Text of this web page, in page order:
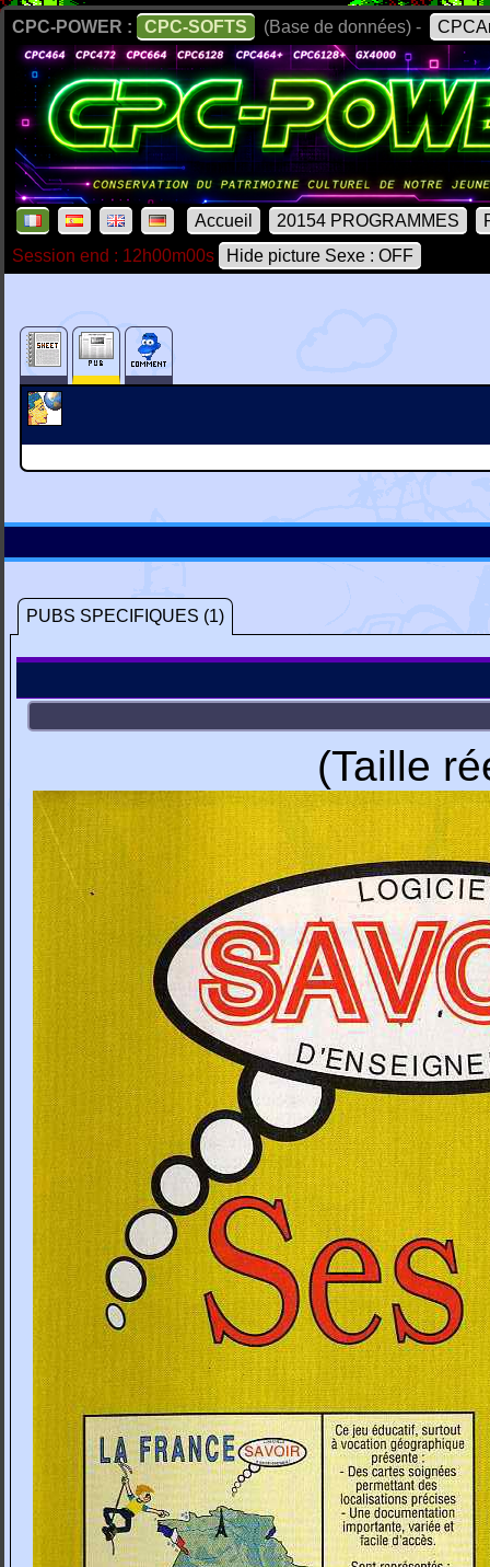
CPC-POWER : CPC-SOFTS (Base de données) -
Accueil 20154 PROGRAMMES
Session end : 12h00m00s
Hide picture Sexe : OFF
PUBS SPECIFIQUES (1)
(Taille